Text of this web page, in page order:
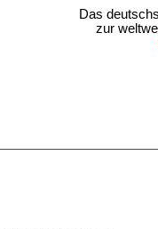
Das
zur